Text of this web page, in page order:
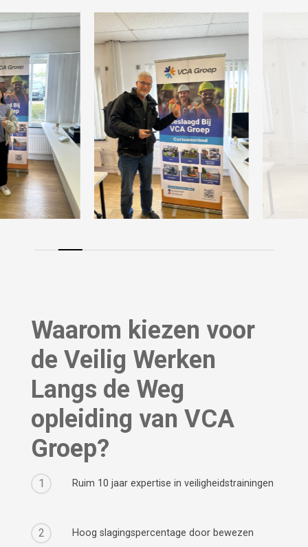
Waarom kiezen voor
de Veilig Werken
Langs de Weg
opleiding van VCA
Groep?
1 Ruim 10 jaar expertise in veiligheidstrainingen
2 Hoog slagingspercentage door bewezen